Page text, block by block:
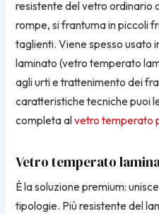
resistente del vetro ordinario
rompe, si frantuma in piccoli
taglienti. Viene spesso usato
laminato (vetro temperato
agli urti e trattenimento dei
caratteristiche tecniche puoi
completa alvetro temperato
Vetro temperato
È la soluzione premium:
tipologie. Più resistente del